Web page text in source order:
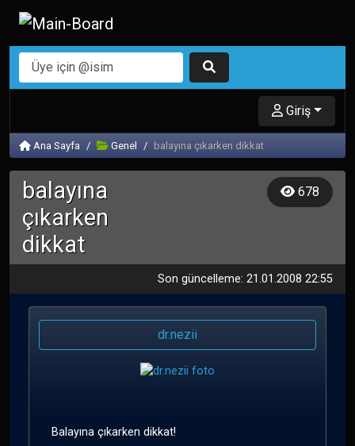
Giriş
Ana Sayfa Genel balayına çıkarken dikkat
balayına
çıkarken
dikkat
678
Son güncelleme: 21.01.2008 22:55
dr.nezii
Balayına çıkarken dikkat!